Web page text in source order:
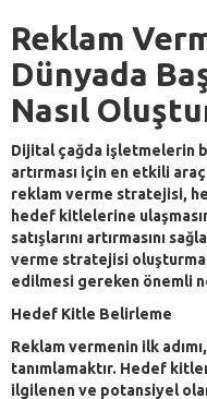
Reklam
Dünyada
Nasıl
Dijital çağda işletmelerin
artırması için en etkili
reklam verme stratejisi,
hedef kitlelerine
satışlarını artırmasını
verme stratejisi
edilmesi gereken önemli
Hedef Kitle Belirleme
Reklam vermenin ilk
tanımlamaktır. Hedef
ilgilenen ve potansiyel